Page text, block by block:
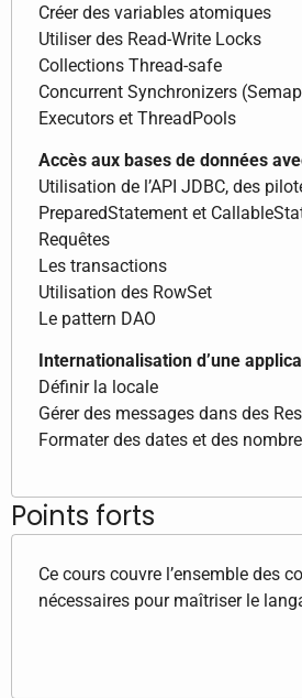
Créer des variables atomiques
Utiliser des Read-Write Locks
Collections Thread-safe
Concurrent Synchronizers
Executors et ThreadPools
Accès aux bases de données
Utilisation de l’API JDBC, des
PreparedStatement et
Requêtes
Les transactions
Utilisation des RowSet
Le pattern DAO
Internationalisation d’une
Définir la locale
Gérer des messages dans des
Formater des dates et des
Points forts
Ce cours couvre l’ensemble des
nécessaires pour maîtriser le